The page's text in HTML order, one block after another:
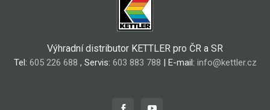
Výhradní distributor KETTLER pro ČR a SR
Tel: 605 226 688 , Servis: 603 883 788 | E-mail: info@kettler.cz